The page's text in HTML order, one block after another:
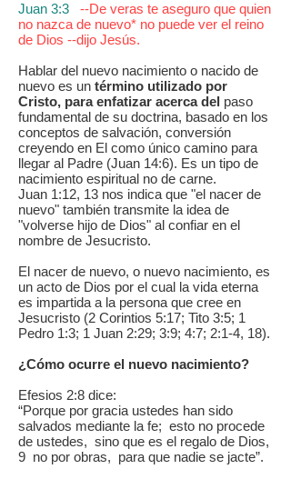
Juan 3:3
--De veras te aseguro que quien
no nazca de nuevo* no puede ver el reino
de Dios --dijo Jesús.
Hablar del nuevo nacimiento o nacido de
nuevo es un término utilizado por
Cristo, para enfatizar acerca del paso
fundamental de su doctrina, basado en los
conceptos de salvación, conversión
creyendo en El como único camino para
llegar al Padre (Juan 14:6). Es un tipo de
nacimiento espiritual no de carne.
Juan 1:12, 13 nos indica que "el nacer de
nuevo" también transmite la idea de
"volverse hijo de Dios" al confiar en el
nombre de Jesucristo.
El nacer de nuevo, o nuevo nacimiento, es
un acto de Dios por el cual la vida eterna
es impartida a la persona que cree en
Jesucristo (2 Corintios 5:17; Tito 3:5; 1
Pedro 1:3; 1 Juan 2:29; 3:9; 4:7; 2:1-4, 18).
¿Cómo ocurre el nuevo nacimiento?
Efesios 2:8 dice:
“Porque por gracia ustedes han sido
salvados mediante la fe; esto no procede
de ustedes, sino que es el regalo de Dios,
9 no por obras, para que nadie se jacte”.